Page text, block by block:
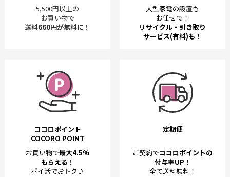
5,500円以上の
お買い物で
送料660円が無料に！
大型家電の設置も
お任せで！
リサイクル・引き取り
サービス(有料)も！
ココロポイント
COCORO POINT
お買い物で最大4.5%
もらえる！
ポイ活でおトク♪
定期便
ご契約でココロポイントの
付与率UP！
全て送料無料！